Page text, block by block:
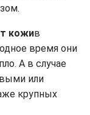
кожив
время они
А в случае
или
крупных